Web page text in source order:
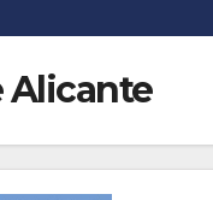
Alicante